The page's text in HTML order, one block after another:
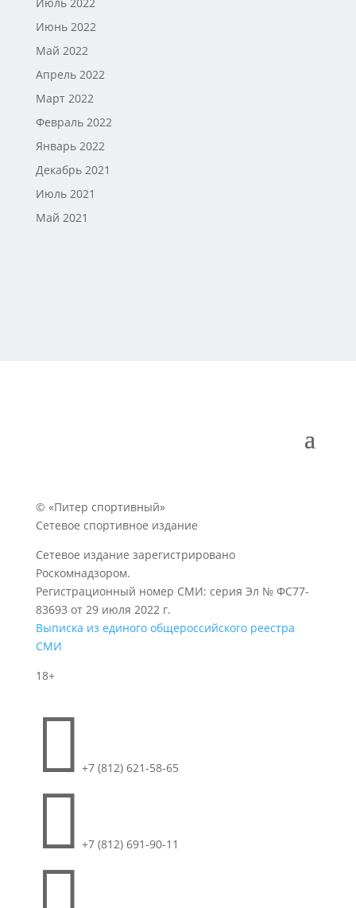
Июнь 2022
Май 2022
Апрель 2022
Март 2022
Февраль 2022
Январь 2022
Декабрь 2021
Июль 2021
Май 2021
© «Питер спортивный»
Сетевое спортивное издание
Сетевое издание зарегистрировано
Роскомнадзором.
Регистрационный номер СМИ: серия Эл № ФС77-
83693 от 29 июля 2022 г.
Выписка из единого общероссийского реестра
СМИ
18+
 +7 (812) 621-58-65
 +7 (812) 691-90-11